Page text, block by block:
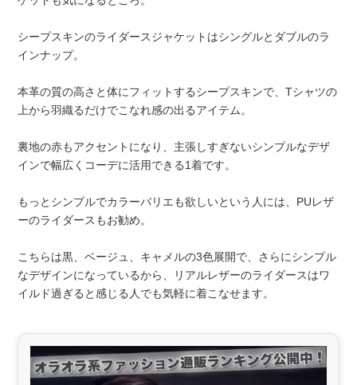
シープスキンのライダースジャケットはシングルとダブルのラ
インナップ。
本革の質の高さと体にフィットするシープスキンで、Tシャツの
上から羽織るだけでこなれ感の出るアイテム。
裏地の赤もアクセントになり、主張しすぎないシンプルなデザ
インで幅広くコーデに活用できる1着です。
もっとシンプルでカラーバリエも欲しいという人には、PUレザ
ーのライダースもお勧め。
こちらは黒、ベージュ、キャメルの3色展開で、さらにシンプル
なデザインになっているから、リアルレザーのライダースはワ
イルド過ぎると感じる人でも気軽に着こなせます。